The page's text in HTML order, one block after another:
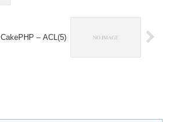
CakePHP – ACL(5)